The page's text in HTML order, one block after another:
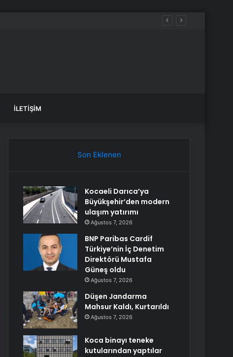
İLETIŞIM
Son Eklenen
Kocaeli Darıca’ya
Büyükşehir’den modern
ulaşım yatırımı
Ağustos 7, 2026
BNP Paribas Cardif
Türkiye’nin İç Denetim
Direktörü Mustafa
Güneş oldu
Ağustos 7, 2026
Düşen Jandarma
Mahsur Kaldı, Kurtarıldı
Ağustos 7, 2026
Koca binayı teneke
kutularından yaptılar